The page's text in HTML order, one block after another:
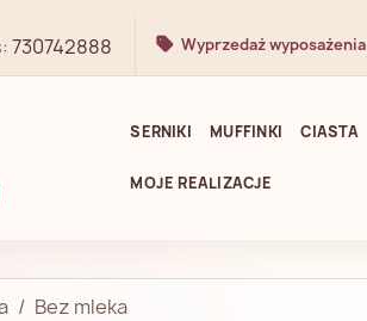
730742888 Wyprzedaż wyposażenia
SERNIKI MUFFINKI CIASTA
MOJE REALIZACJE
Bez mleka